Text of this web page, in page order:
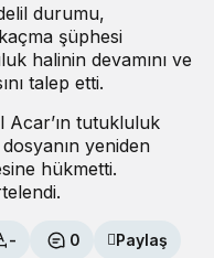
durumu,
şüphesi
halinin devamını ve
talep etti.
Acar’ın tutukluluk
yeniden
hükmetti.
- 0 Paylaş